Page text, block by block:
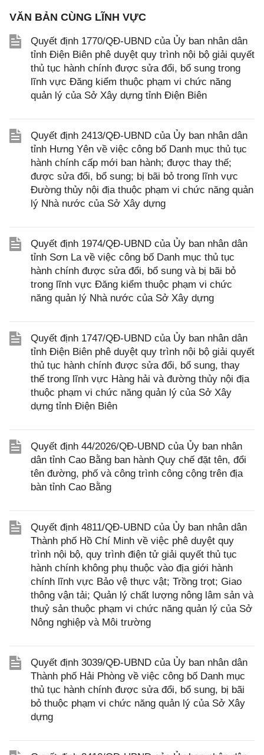
VĂN BẢN CÙNG LĨNH VỰC
Quyết định 1770/QĐ-UBND của Ủy ban nhân dân
tỉnh Điện Biên phê duyệt quy trình nội bộ giải quyết
thủ tục hành chính được sửa đổi, bổ sung trong
lĩnh vực Đăng kiểm thuộc phạm vi chức năng
quản lý của Sở Xây dựng tỉnh Điện Biên
Quyết định 2413/QĐ-UBND của Ủy ban nhân dân
tỉnh Hưng Yên về việc công bố Danh mục thủ tục
hành chính cấp mới ban hành; được thay thế;
được sửa đổi, bổ sung; bị bãi bỏ trong lĩnh vực
Đường thủy nội địa thuộc phạm vi chức năng quản
lý Nhà nước của Sở Xây dựng
Quyết định 1974/QĐ-UBND của Ủy ban nhân dân
tỉnh Sơn La về việc công bố Danh mục thủ tục
hành chính được sửa đổi, bổ sung và bị bãi bỏ
trong lĩnh vực Đăng kiểm thuộc phạm vi chức
năng quản lý Nhà nước của Sở Xây dựng
Quyết định 1747/QĐ-UBND của Ủy ban nhân dân
tỉnh Điện Biên phê duyệt quy trình nội bộ giải quyết
thủ tục hành chính được sửa đổi, bổ sung, thay
thế trong lĩnh vực Hàng hải và đường thủy nội địa
thuộc phạm vi chức năng quản lý của Sở Xây
dựng tỉnh Điện Biên
Quyết định 44/2026/QĐ-UBND của Ủy ban nhân
dân tỉnh Cao Bằng ban hành Quy chế đặt tên, đổi
tên đường, phố và công trình công cộng trên địa
bàn tỉnh Cao Bằng
Quyết định 4811/QĐ-UBND của Ủy ban nhân dân
Thành phố Hồ Chí Minh về việc phê duyệt quy
trình nội bộ, quy trình điện tử giải quyết thủ tục
hành chính không phụ thuộc vào địa giới hành
chính lĩnh vực Bảo vệ thực vật; Trồng trọt; Giao
thông vận tải; Quản lý chất lượng nông lâm sản và
thuỷ sản thuộc phạm vi chức năng quản lý của Sở
Nông nghiệp và Môi trường
Quyết định 3039/QĐ-UBND của Ủy ban nhân dân
Thành phố Hải Phòng về việc công bố Danh mục
thủ tục hành chính được sửa đổi, bổ sung, bị bãi
bỏ thuộc phạm vi chức năng quản lý của Sở Xây
dựng